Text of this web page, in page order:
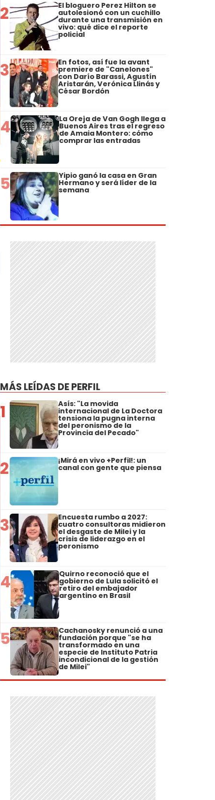
2 El bloguero Perez Hilton se
autolesionó con un cuchillo
durante una transmisión en
vivo: qué dice el reporte
policial
3 En fotos, así fue la avant
premiere de "Canelones"
con Darío Barassi, Agustín
Aristarán, Verónica Llinás y
César Bordón
4 La Oreja de Van Gogh llega a
Buenos Aires tras el regreso
de Amaia Montero: cómo
comprar las entradas
5 Yipio ganó la casa en Gran
Hermano y será líder de la
semana
MÁS LEÍDAS DE PERFIL
1 Asís: "La movida
internacional de La Doctora
tensiona la pugna interna
del peronismo de la
Provincia del Pecado"
2 ¡Mirá en vivo +Perfil!: un
canal con gente que piensa
3 Encuesta rumbo a 2027:
cuatro consultoras midieron
el desgaste de Milei y la
crisis de liderazgo en el
peronismo
4 Quirno reconoció que el
gobierno de Lula solicitó el
retiro del embajador
argentino en Brasil
5 Cachanosky renunció a una
fundación porque "se ha
transformado en una
especie de Instituto Patria
incondicional de la gestión
de Milei"